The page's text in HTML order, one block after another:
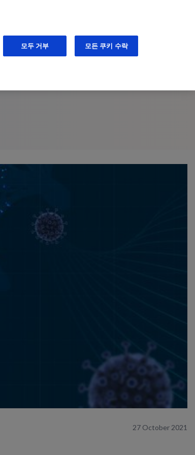
27 October 2021
모두 거부 모든 쿠키 수락